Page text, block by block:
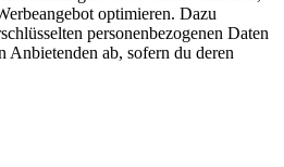
optimieren. Dazu
personenbezogenen Daten
Anbietenden ab, sofern du deren